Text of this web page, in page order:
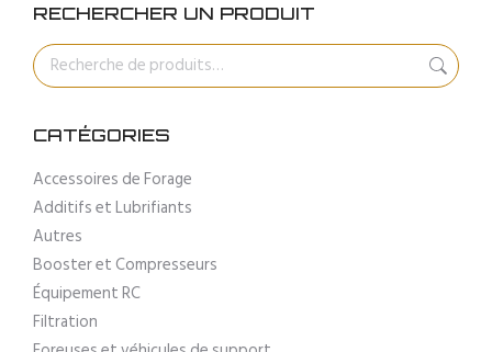
RECHERCHER UN PRODUIT
CATÉGORIES
Accessoires de Forage
Additifs et Lubrifiants
Autres
Booster et Compresseurs
Équipement RC
Filtration